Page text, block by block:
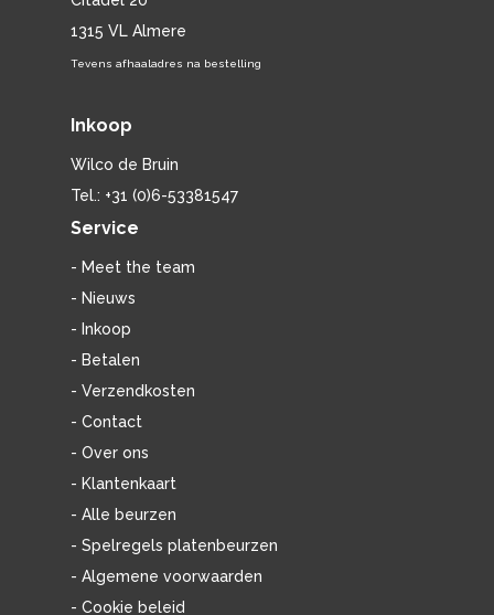
1315 VL Almere
Tevens afhaaladres na bestelling
Inkoop
Wilco de Bruin
Tel.: +31 (0)6-53381547
Service
- Meet the team
- Nieuws
- Inkoop
- Betalen
- Verzendkosten
- Contact
- Over ons
- Klantenkaart
- Alle beurzen
- Spelregels platenbeurzen
- Algemene voorwaarden
- Cookie beleid